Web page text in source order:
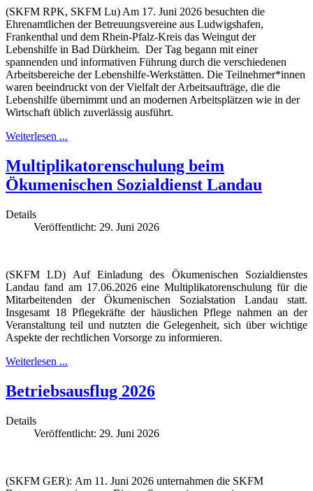
(SKFM RPK, SKFM Lu) Am 17. Juni 2026 besuchten die
Ehrenamtlichen der Betreuungsvereine aus Ludwigshafen,
Frankenthal und dem Rhein-Pfalz-Kreis das Weingut der
Lebenshilfe in Bad Dürkheim. Der Tag begann mit einer
spannenden und informativen Führung durch die verschiedenen
Arbeitsbereiche der Lebenshilfe-Werkstätten. Die Teilnehmer*innen
waren beeindruckt von der Vielfalt der Arbeitsaufträge, die die
Lebenshilfe übernimmt und an modernen Arbeitsplätzen wie in der
Wirtschaft üblich zuverlässig ausführt.
Weiterlesen ...
Multiplikatorenschulung beim
Ökumenischen Sozialdienst Landau
Details
Veröffentlicht: 29. Juni 2026
(SKFM LD) Auf Einladung des Ökumenischen Sozialdienstes
Landau fand am 17.06.2026 eine Multiplikatorenschulung für die
Mitarbeitenden der Ökumenischen Sozialstation Landau statt.
Insgesamt 18 Pflegekräfte der häuslichen Pflege nahmen an der
Veranstaltung teil und nutzten die Gelegenheit, sich über wichtige
Aspekte der rechtlichen Vorsorge zu informieren.
Weiterlesen ...
Betriebsausflug 2026
Details
Veröffentlicht: 29. Juni 2026
(SKFM GER): Am 11. Juni 2026 unternahmen die SKFM